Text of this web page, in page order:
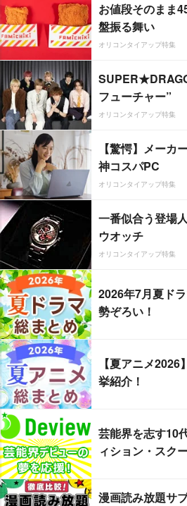
お値段そのまま
盤振る舞い
オリコンタイアップ特集
フューチャー”
オリコンタイアップ特集
【驚愕】メーカ
神コスパPC
オリコンタイアップ特集
一番似合う登場
ウオッチ
オリコンタイアップ特集
2026年7月夏ド
勢ぞろい！
【夏アニメ
挙紹介！
芸能界を志す10
ィション・スク
漫画読み放題サ